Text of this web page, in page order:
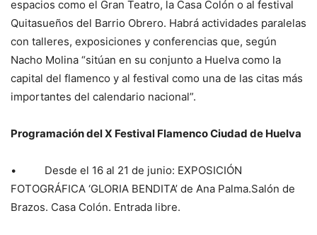
espacios como el Gran Teatro, la Casa Colón o al festival
Quitasueños del Barrio Obrero. Habrá actividades paralelas
con talleres, exposiciones y conferencias que, según
Nacho Molina “sitúan en su conjunto a Huelva como la
capital del flamenco y al festival como una de las citas más
importantes del calendario nacional”.
Programación del X Festival Flamenco Ciudad de Huelva
• Desde el 16 al 21 de junio: EXPOSICIÓN
FOTOGRÁFICA ‘GLORIA BENDITA’ de Ana Palma.Salón de
Brazos. Casa Colón. Entrada libre.